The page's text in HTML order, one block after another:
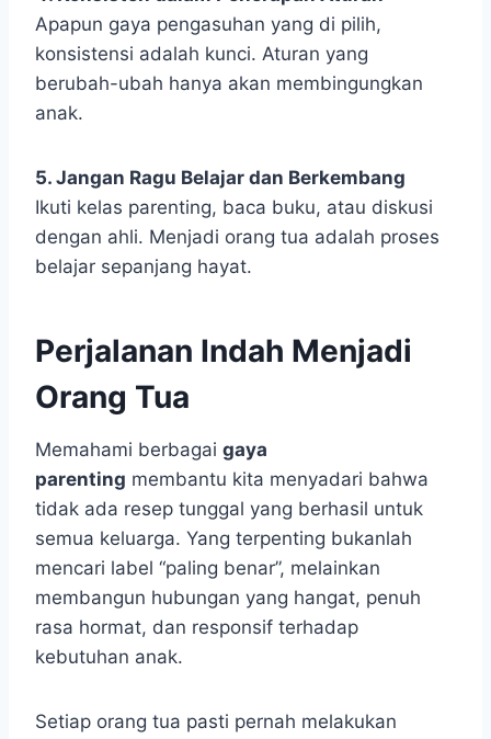
Apapun gaya pengasuhan yang di pilih,
konsistensi adalah kunci. Aturan yang
berubah-ubah hanya akan membingungkan
anak.
5. Jangan Ragu Belajar dan Berkembang
Ikuti kelas parenting, baca buku, atau diskusi
dengan ahli. Menjadi orang tua adalah proses
belajar sepanjang hayat.
Perjalanan Indah Menjadi
Orang Tua
Memahami berbagai gaya
parenting membantu kita menyadari bahwa
tidak ada resep tunggal yang berhasil untuk
semua keluarga. Yang terpenting bukanlah
mencari label “paling benar”, melainkan
membangun hubungan yang hangat, penuh
rasa hormat, dan responsif terhadap
kebutuhan anak.
Setiap orang tua pasti pernah melakukan